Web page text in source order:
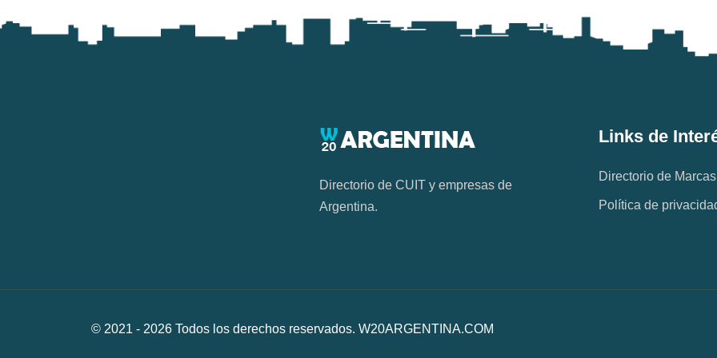
Directorio de CUIT y empresas de
Argentina.
Links de
Directorio de Marcas
Política de
© 2021 - 2026 Todos los derechos reservados. W20ARGENTINA.COM